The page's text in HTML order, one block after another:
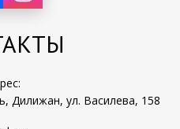
Дилижан, ул. Василева, 158